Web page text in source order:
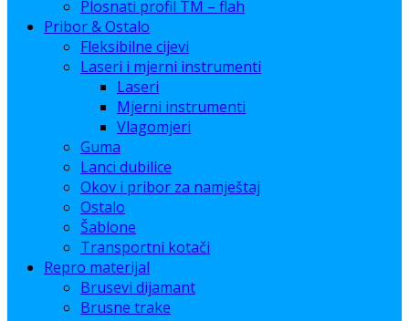
Plosnati profil TM – flah
Pribor & Ostalo
Fleksibilne cijevi
Laseri i mjerni instrumenti
Laseri
Mjerni instrumenti
Vlagomjeri
Guma
Lanci dubilice
Okov i pribor za namještaj
Ostalo
Šablone
Transportni kotači
Repro materijal
Brusevi dijamant
Brusne trake